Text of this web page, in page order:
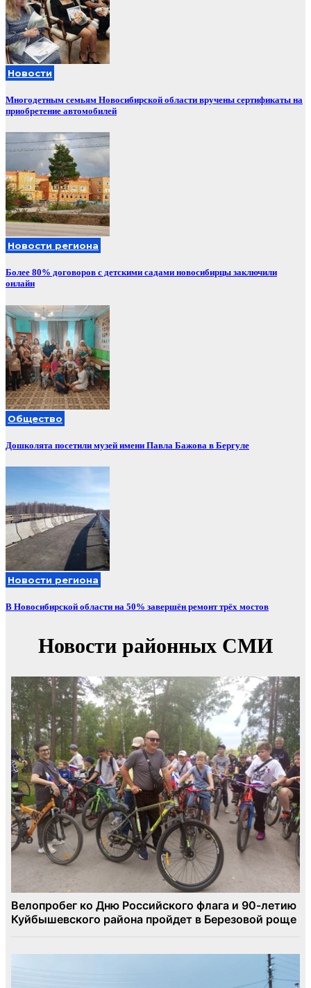
Новости
Многодетным семьям Новосибирской области вручены сертификаты на
приобретение автомобилей
Новости региона
Более 80% договоров с детскими садами новосибирцы заключили
онлайн
Общество
Дошколята посетили музей имени Павла Бажова в Бергуле
Новости региона
В Новосибирской области на 50% завершён ремонт трёх мостов